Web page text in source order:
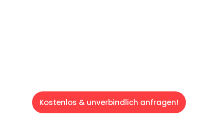
Kostenlos & unverbindlich anfragen!